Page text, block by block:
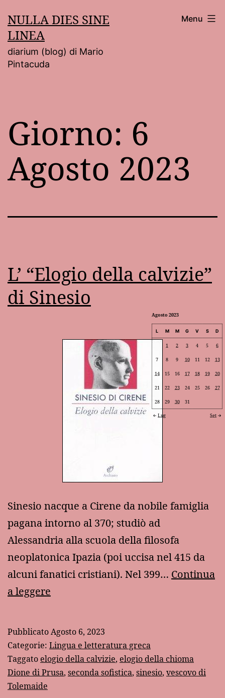
al
contenuto
NULLA DIES SINE
LINEA
diarium (blog) di Mario
Pintacuda
Menu
Giorno: 6
Agosto 2023
L’ “Elogio della calvizie”
di Sinesio
Sinesio nacque a Cirene da nobile famiglia
pagana intorno al 370; studiò ad
Alessandria alla scuola della filosofa
neoplatonica Ipazia (poi uccisa nel 415 da
alcuni fanatici cristiani). Nel 399… Continua
a leggere
calvizie”
di
Sinesio
PubblicatoAgosto 6, 2023
Categorie: Lingua e letteratura greca
Taggato elogio della calvizie, elogio della chioma
Dione di Prusa, seconda sofistica, sinesio, vescovo di
Tolemaide
Agosto 2023
L M M G V S D
1 2 3 4 5 6
7 8 9 10 11 12 13
14 15 16 17 18 19 20
21 22 23 24 25 26 27
28 29 30 31
Lug Set